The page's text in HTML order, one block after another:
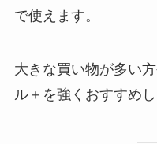
で使えます。
大きな買い物が多い
ル＋を強くおすすめし